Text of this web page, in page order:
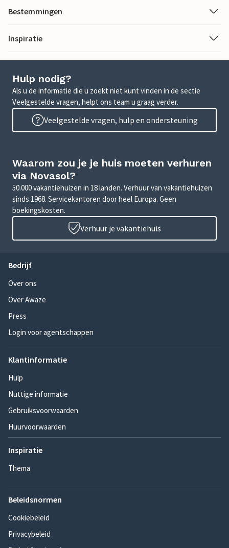
Bestemmingen
Inspiratie
Hulp nodig?
Als u de informatie die u zoekt niet kunt vinden in de sectie
Veelgestelde vragen, helpt ons team u graag verder.
Veelgestelde vragen, hulp en ondersteuning
Waarom zou je je huis moeten verhuren
via Novasol?
50.000 vakantiehuizen in 18 landen. Verhuur van vakantiehuizen
sinds 1968. Servicekantoren door heel Europa. Geen
boekingskosten.
Verhuur je vakantiehuis
Bedrijf
Over ons
Over Awaze
Press
Login voor agentschappen
Klantinformatie
Hulp
Nuttige informatie
Gebruiksvoorwaarden
Huurvoorwaarden
Inspiratie
Thema
Beleidsnormen
Cookiebeleid
Privacybeleid